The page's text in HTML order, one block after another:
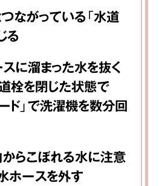
ながっている「水道
る
に溜まった水を抜く
栓を閉じた状態で
ド」で洗濯機を数分回
らこぼれる水に注意
ホースを外す